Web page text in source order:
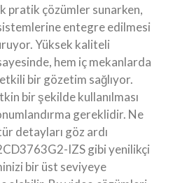
pratik çözümler sunarken,
entegre edilmesi
Yüksek kaliteli
hem iç mekanlarda
bir gözetim sağlıyor.
bir şekilde kullanılması
gereklidir. Ne
detayları göz ardı
IZS gibi yenilikçi
bir üst seviyeye